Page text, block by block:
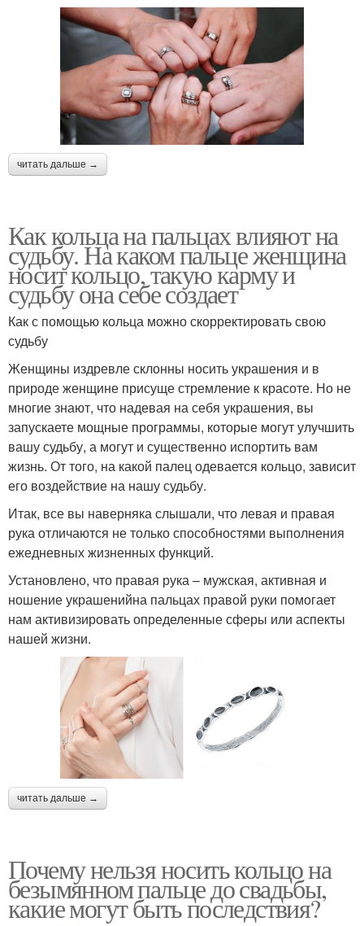
читать дальше →
Как кольца на пальцах влияют на
судьбу. На каком пальце женщина
носит кольцо, такую карму и
судьбу она себе создает
Как с помощью кольца можно скорректировать свою
судьбу
Женщины издревле склонны носить украшения и в
природе женщине присуще стремление к красоте. Но не
многие знают, что надевая на себя украшения, вы
запускаете мощные программы, которые могут улучшить
вашу судьбу, а могут и существенно испортить вам
жизнь. От того, на какой палец одевается кольцо, зависит
его воздействие на нашу судьбу.
Итак, все вы наверняка слышали, что левая и правая
рука отличаются не только способностями выполнения
ежедневных жизненных функций.
Установлено, что правая рука – мужская, активная и
ношение украшенийна пальцах правой руки помогает
нам активизировать определенные сферы или аспекты
нашей жизни.
читать дальше →
Почему нельзя носить кольцо на
безымянном пальце до свадьбы,
какие могут быть последствия?